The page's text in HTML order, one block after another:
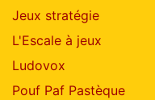
Jeux stratégie
L'Escale à jeux
Ludovox
Pouf Paf Pastèque